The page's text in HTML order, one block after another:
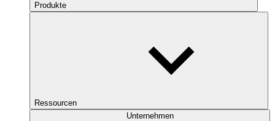
Produkte
Ressourcen
Unternehmen